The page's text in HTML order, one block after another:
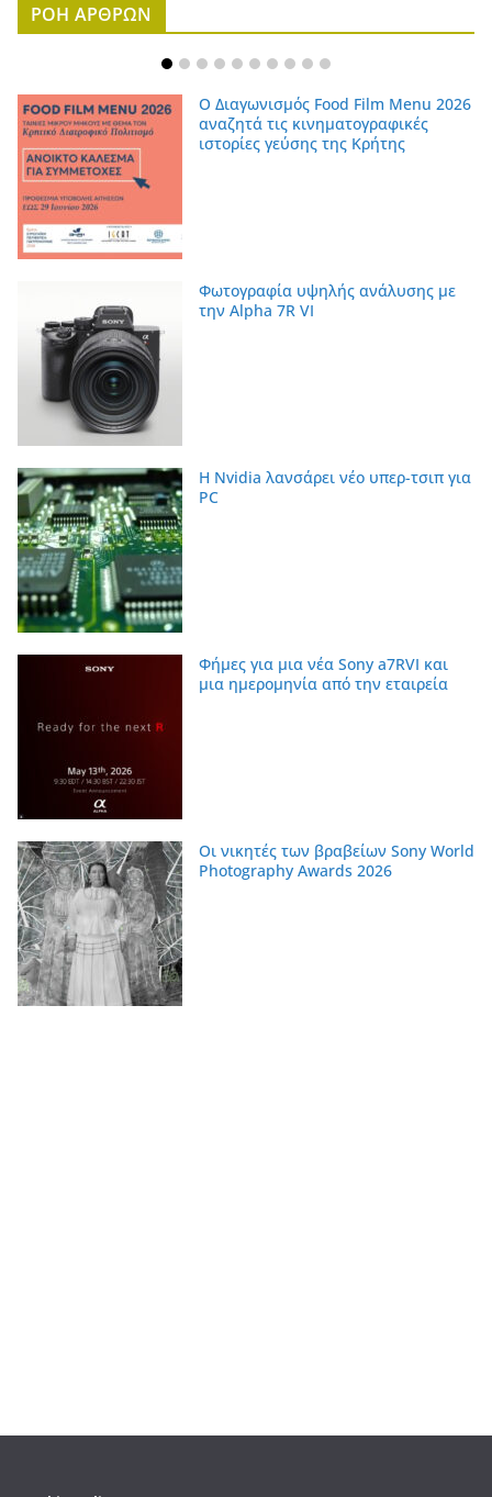
ΡΟΗ ΑΡΘΡΩΝ
Ο Διαγωνισμός Food Film Menu 2026
αναζητά τις κινηματογραφικές
ιστορίες γεύσης της Κρήτης
Φωτογραφία υψηλής ανάλυσης με
την Alpha 7R VI
Η Nvidia λανσάρει νέο υπερ-τσιπ για
PC
Φήμες για μια νέα Sony a7RVI και
μια ημερομηνία από την εταιρεία
Οι νικητές των βραβείων Sony World
Photography Awards 2026